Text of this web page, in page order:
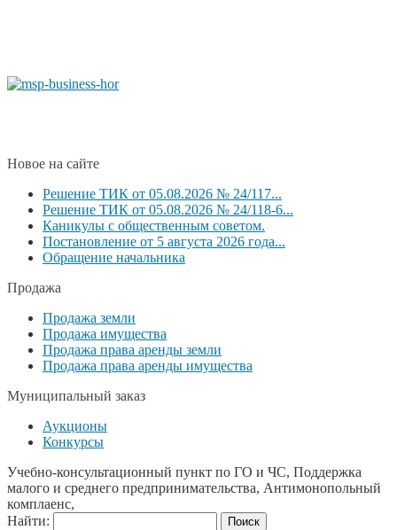
Новое на сайте
Решение ТИК от 05.08.2026 № 24/117...
Решение ТИК от 05.08.2026 № 24/118-6...
Каникулы с общественным советом.
Постановление от 5 августа 2026 года...
Обращение начальника
Продажа
Продажа земли
Продажа имущества
Продажа права аренды земли
Продажа права аренды имущества
Муниципальный заказ
Аукционы
Конкурсы
Учебно-консультационный пункт по ГО и ЧС, Поддержка
малого и среднего предпринимательства, Антимонопольный
комплаенс,
Найти: